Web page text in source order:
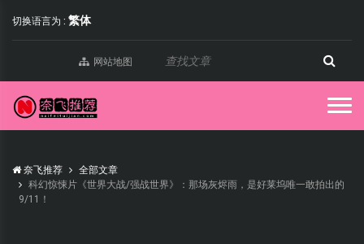
切换语言为 : 繁体
网站地图
奈飞推荐
全部文章
科幻惊悚片《世界大战/强战世界》：那场灰烬雨，是好莱坞唯一敢拍出的
9/11！